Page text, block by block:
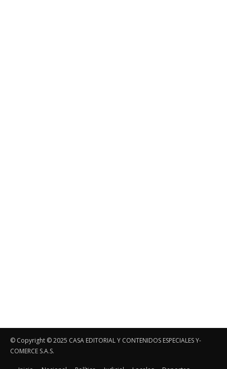
© Copyright ©️ 2025 CASA EDITORIAL Y CONTENIDOS ESPECIALES Y-
COMERCE S.A.S.